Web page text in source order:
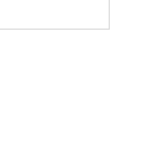
email